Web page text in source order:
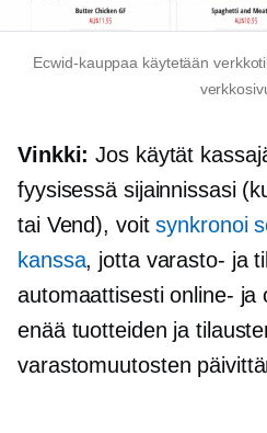
Ecwid-kauppaa käytetään
Vinkki: Jos käytät
fyysisessä sijainnissasi
tai Vend), voitsynkronoi
kanssa, jotta varasto- ja
automaattisesti online- ja
enää tuotteiden ja
varastomuutosten